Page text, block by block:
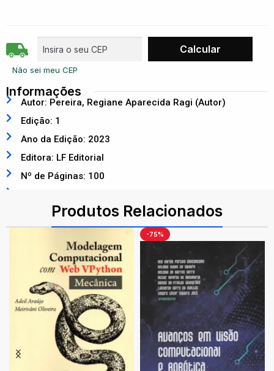
Não sei meu CEP
Informações
Autor: Pereira, Regiane Aparecida Ragi (Autor)
Edição: 1
Ano da Edição: 2023
Editora: LF Editorial
Nº de Páginas: 100
Produtos Relacionados
-75%